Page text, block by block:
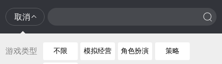
取消
游戏类型 不限 模拟经营 角色扮演 策略